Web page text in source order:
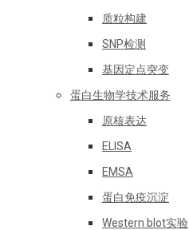
质粒构建
SNP检测
基因定点突变
蛋白生物学技术服务
原核表达
ELISA
EMSA
蛋白免疫沉淀
Western blot实验